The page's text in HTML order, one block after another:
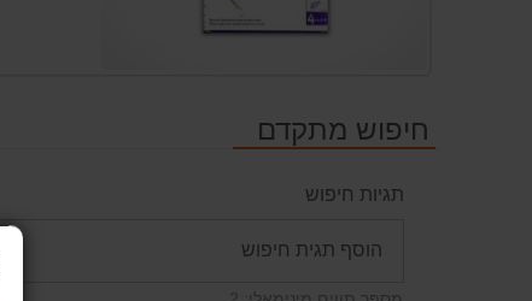
חיפוש מתקדם
תגיות חיפוש